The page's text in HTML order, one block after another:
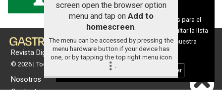
Revista Digital de gastronomía
© 2026 | Todos los derechos reservados
Nosotros
Contacto
screen open the browser option
menu and tap on Add to
homescreen.
The menu can be accessed by pressing the
menu hardware button if your device has
one, or by tapping the top right menu icon
.
Aviso sobre el Uso de cookies:
Utilizamos cookies nuestras y de terceros para el
funcionamiento del digital. Puedes consultar la lista
de cookies y como desconectarlas. Ver nuestra
Política de Privacidad y Cookies
Aceptar Cookies Personalizar